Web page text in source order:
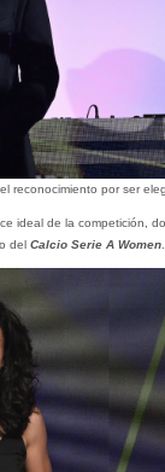
reconocimiento por ser
ideal de la competición,
del Calcio Serie A Women.